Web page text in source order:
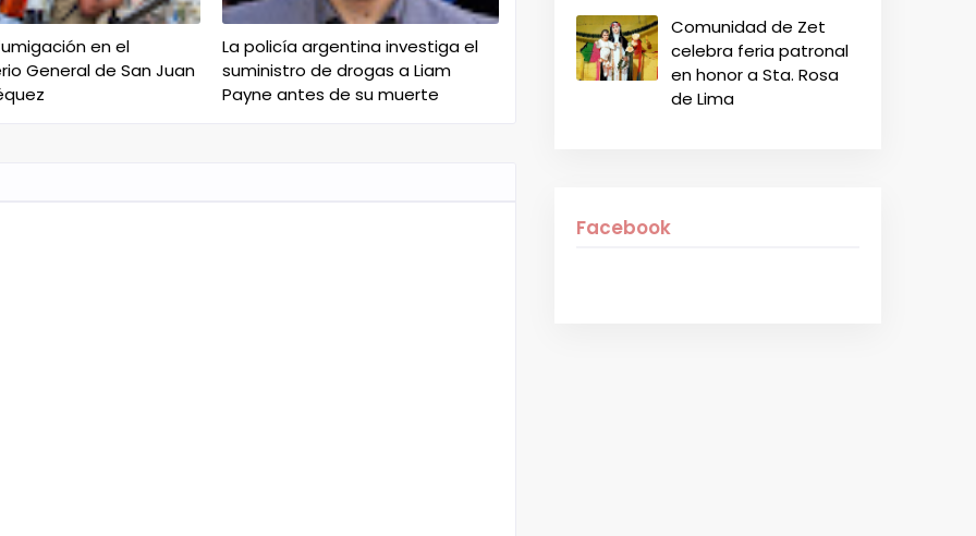
en el
General de San Juan
La policía argentina investiga el
suministro de drogas a Liam
Payne antes de su muerte
Comunidad de Zet
celebra feria patronal
en honor a Sta. Rosa
de Lima
Facebook